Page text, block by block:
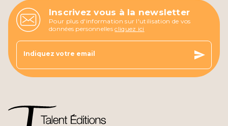
Inscrivez vous à la newsletter
Pour plus d'information sur l'utilisation de vos
données personnellescliquez ici
Indiquez votre email send